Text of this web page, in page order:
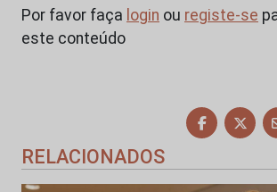
Por favor faça login ou registe-se
este conteúdo
RELACIONADOS